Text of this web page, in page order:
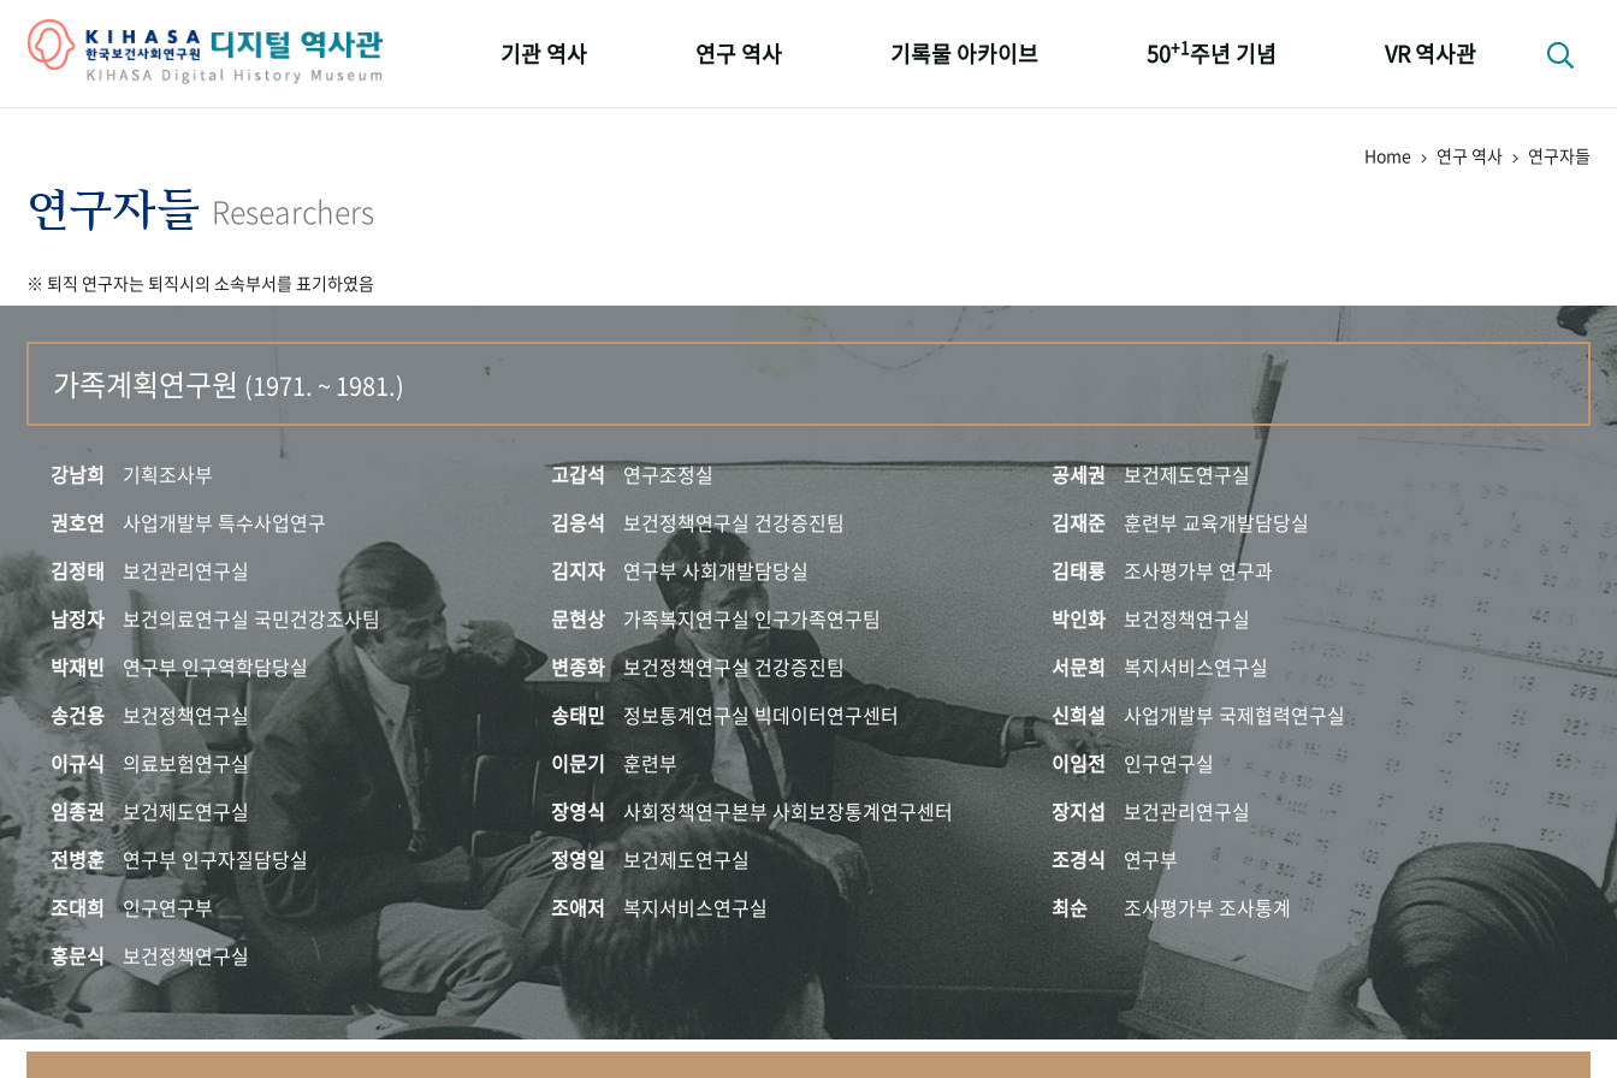
기관 역사 연구 역사 기록물 아카이브 50+1주년 기념 VR 역사관
Home 연구 역사 연구자들
연구자들 Researchers
※ 퇴직 연구자는 퇴직시의 소속부서를 표기하였음
가족계획연구원 (1971. ~ 1981.)
강남희 기획조사부 고갑석 연구조정실 공세권
보건제도연구실
권호연
사업개발부 특수사업연구 김응석 보건정책연구실 건강증진팀 김재준
훈련부 교육개발담당실
김정태
보건관리연구실 김지자 연구부 사회개발담당실 김태룡
조사평가부 연구과
남정자
보건의료연구실 국민건강조사팀 문현상 가족복지연구실 인구가족연구팀 박인화
보건정책연구실
박재빈
연구부 인구역학담당실 변종화 보건정책연구실 건강증진팀 서문희
복지서비스연구실
송건용
보건정책연구실 송태민 정보통계연구실 빅데이터연구센터 신희설
사업개발부 국제협력연구실
이규식
의료보험연구실 이문기 훈련부 이임전
인구연구실
임종권
보건제도연구실 장영식 사회정책연구본부 사회보장통계연구센터 장지섭
보건관리연구실
전병훈
연구부 인구자질담당실 정영일 보건제도연구실 조경식
연구부
조대희
인구연구부 조애저 복지서비스연구실 최순
조사평가부 조사통계
홍문식
보건정책연구실